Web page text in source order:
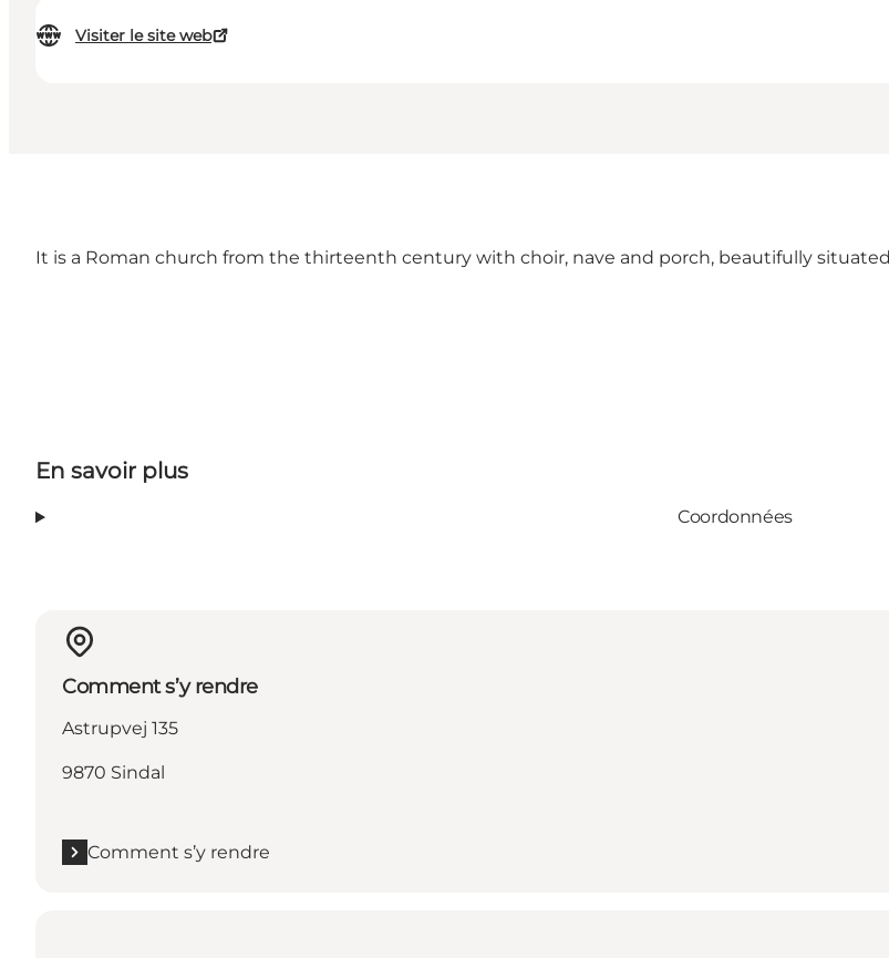
Visiter le site web
It is a Roman church from the thirteenth century with choir, nave and porch, beautifully
En savoir plus
Coordonnées
Comment s’y rendre
Astrupvej 135
9870 Sindal
Comment s’y rendre